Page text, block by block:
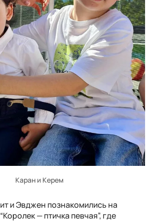
Каран и Керем
и Эвджен познакомились на
— птичка певчая”, где